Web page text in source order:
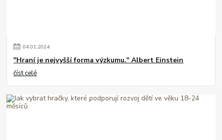
04.01.2024
"Hraní je nejvyšší forma výzkumu." Albert Einstein
číst celé